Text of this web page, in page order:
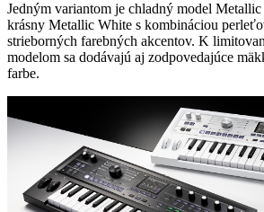
Jedným variantom je chladný model
krásny Metallic White s kombináciou
strieborných farebných akcentov. K
modelom sa dodávajú aj zodpovedajúce
farbe.